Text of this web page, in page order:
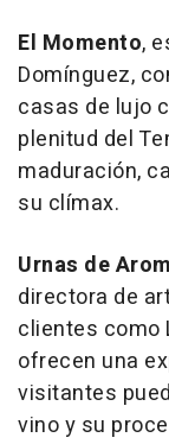
El Momento,
Domínguez,
casas de lujo
plenitud del
maduración,
su clímax.
Urnas de
directora de
clientes como
ofrecen una
visitantes
vino y su